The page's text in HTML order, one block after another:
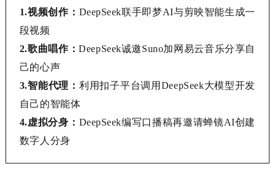
1.视频创作： DeepSeek联手即梦AI与剪映智能生成一
段视频
2.歌曲唱作：DeepSeek诚邀Suno加网易云音乐分享自
己的心声
3.智能代理： 利用扣子平台调用 DeepSeek大模型开发
自己的智能体
4.虚拟分身： DeepSeek编写口播稿再邀请蝉镜AI创建
数字人分身